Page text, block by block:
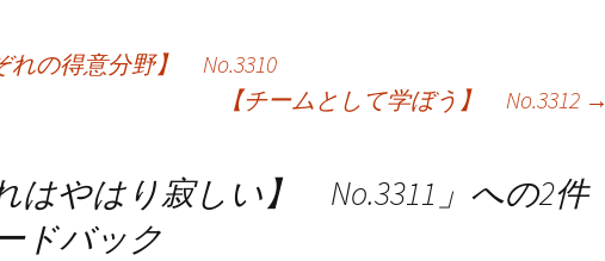
れの得意分野】 No.3310
【チームとして学ぼう】 No.3312 →
はやはり寂しい】 No.3311 」への2件
ドバック